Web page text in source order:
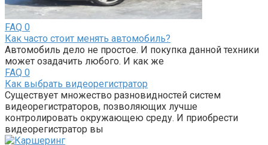
FAQ 0
Как часто стоит менять автомобиль?
Автомобиль дело не простое. И покупка данной техники
может озадачить любого. И как же
FAQ 0
Как выбрать видеорегистратор
Существует множество разновидностей систем
видеорегистраторов, позволяющих лучше
контролировать окружающею среду. И приобрести
видеорегистратор вы